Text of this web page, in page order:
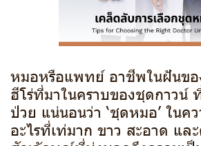
หมอหรือแพทย์ อาชีพในฝันขอ
ฮีโร่ที่มาในคราบของชุดกาวน์
ป่วย แน่นอนว่า ‘ชุดหมอ’ ในค
อะไรที่เท่มาก ขาว สะอาด แล